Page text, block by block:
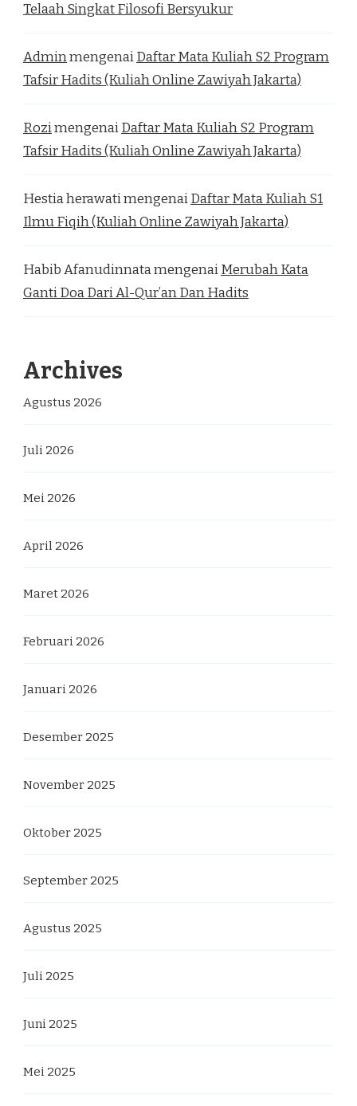
Telaah Singkat Filosofi Bersyukur
AdminmengenaiDaftar Mata Kuliah S2 Program
Tafsir Hadits (Kuliah Online Zawiyah Jakarta)
RozimengenaiDaftar Mata Kuliah S2 Program
Tafsir Hadits (Kuliah Online Zawiyah Jakarta)
Hestia herawatimengenaiDaftar Mata Kuliah S1
Ilmu Fiqih (Kuliah Online Zawiyah Jakarta)
Habib AfanudinnatamengenaiMerubah Kata
Ganti Doa Dari Al-Qur’an Dan Hadits
Archives
Agustus 2026
Juli 2026
Mei 2026
April 2026
Maret 2026
Februari 2026
Januari 2026
Desember 2025
November 2025
Oktober 2025
September 2025
Agustus 2025
Juli 2025
Juni 2025
Mei 2025